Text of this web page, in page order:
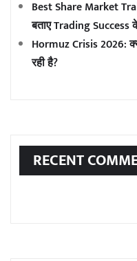
Best Share Market
बताए Trading
Hormuz Crisis 2026:
रही है?
RECENT